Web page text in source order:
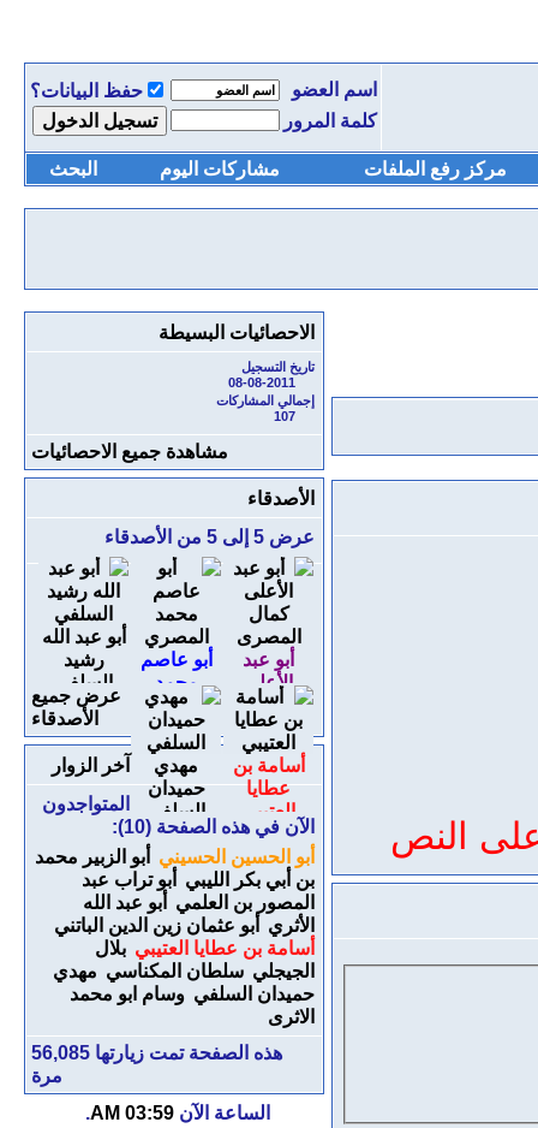
اسم العضو
حفظ البيانات؟
كلمة المرور
مركز رفع الملفات مشاركات اليوم البحث
النص
الاحصائيات البسيطة
تاريخ التسجيل
08-08-2011
إجمالي المشاركات
107
مشاهدة جميع الاحصائيات
الأصدقاء
عرض 5 إلى 5 من الأصدقاء
أبو عبد
الأعلى
كمال
المصرى
أبو عاصم
محمد
المصري
أبو عبد الله
رشيد
السلفي
أسامة بن
عطايا
العتيبي
مهدي
حميدان
السلفي
عرض جميع
الأصدقاء
آخر الزوار
المتواجدون
الآن في هذه الصفحة (10):
أبو الحسين الحسيني
أبو الزبير محمد
بن أبي بكر الليبي
أبو تراب عبد
المصور بن العلمي
أبو عبد الله
الأثري
أبو عثمان زين الدين الباتني
أسامة بن عطايا العتيبي بلال
الجيجلي سلطان المكناسي مهدي
حميدان السلفي وسام ابو محمد
الاثرى
هذه الصفحة تمت زيارتها 56,085
مرة
الساعة الآن 03:59 AM
.